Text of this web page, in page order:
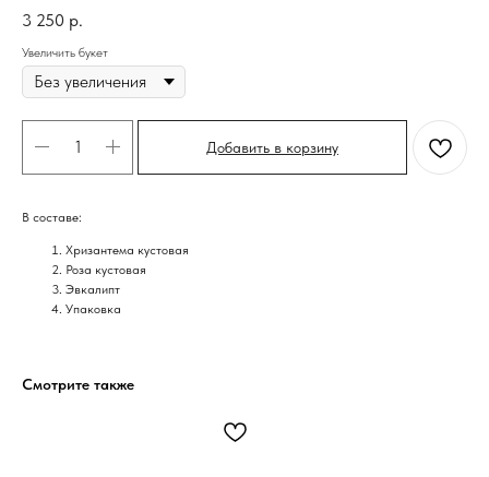
3 250 р.
Увеличить букет
Добавить в корзину
В составе:
Хризантема кустовая
Роза кустовая
Эвкалипт
Упаковка
Смотрите также